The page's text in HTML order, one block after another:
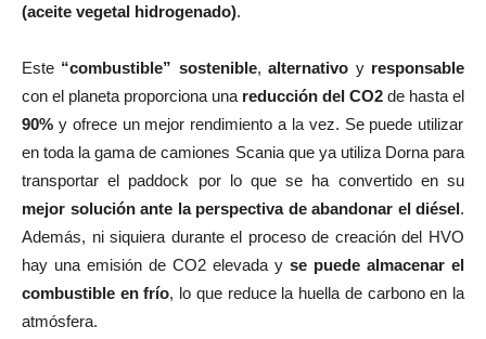
(aceite vegetal hidrogenado).
Este “combustible” sostenible,alternativo y responsable
con el planeta proporciona una reducción del CO2 de hasta el
90% y ofrece un mejor rendimiento a la vez. Se puede utilizar
en toda la gama de camiones Scania que ya utiliza Dorna para
transportar el paddock por lo que se ha convertido en su
mejor solución ante la perspectiva de abandonar el diésel.
Además, ni siquiera durante el proceso de creación del HVO
hay una emisión de CO2 elevada y se puede almacenar el
combustible en frío, lo que reduce la huella de carbono en la
atmósfera.